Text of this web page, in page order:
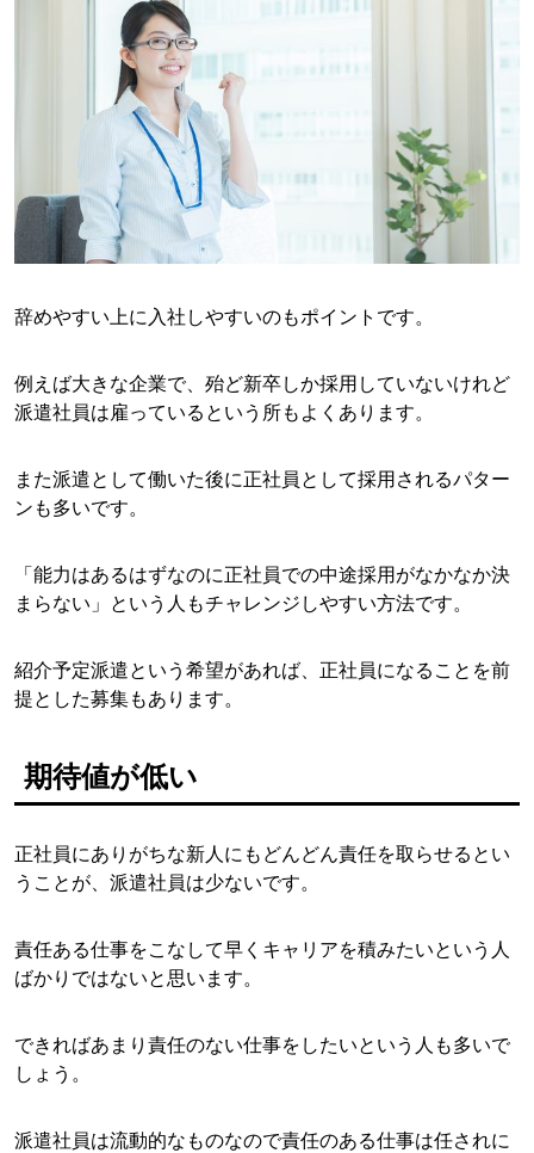
辞めやすい上に入社しやすいのもポイントです。
例えば大きな企業で、殆ど新卒しか採用していないけれど
派遣社員は雇っているという所もよくあります。
また派遣として働いた後に正社員として採用されるパター
ンも多いです。
「能力はあるはずなのに正社員での中途採用がなかなか決
まらない」という人もチャレンジしやすい方法です。
紹介予定派遣という希望があれば、正社員になることを前
提とした募集もあります。
期待値が低い
正社員にありがちな新人にもどんどん責任を取らせるとい
うことが、派遣社員は少ないです。
責任ある仕事をこなして早くキャリアを積みたいという人
ばかりではないと思います。
できればあまり責任のない仕事をしたいという人も多いで
しょう。
派遣社員は流動的なものなので責任のある仕事は任されに